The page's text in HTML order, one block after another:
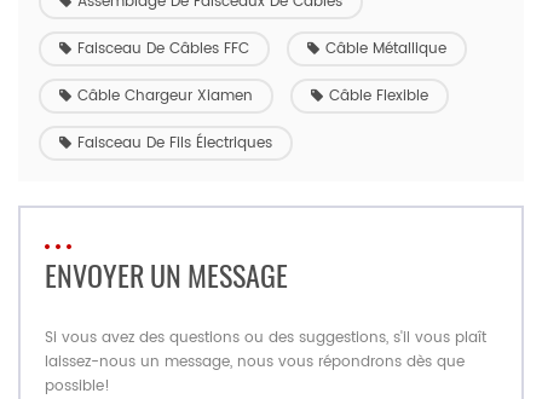
Faisceau De Câbles FFC Câble Métallique
Câble Chargeur Xiamen Câble Flexible
Faisceau De Fils Électriques
ENVOYER UN MESSAGE
Si vous avez des questions ou des suggestions, s'il vous plaît
laissez-nous un message, nous vous répondrons dès que
possible!